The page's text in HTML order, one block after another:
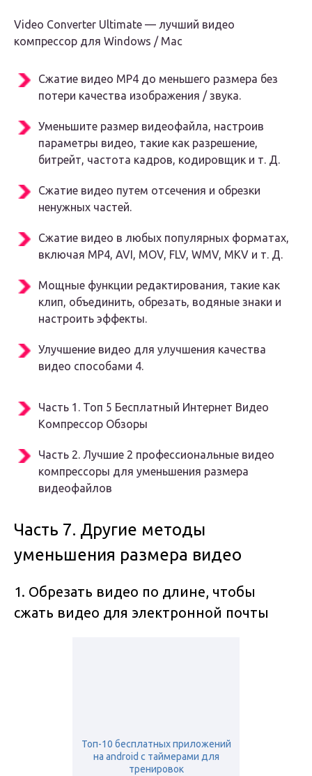
Video Converter Ultimate — лучший видео
компрессор для Windows / Mac
Сжатие видео MP4 до меньшего размера без
потери качества изображения / звука.
Уменьшите размер видеофайла, настроив
параметры видео, такие как разрешение,
битрейт, частота кадров, кодировщик и т. Д.
Сжатие видео путем отсечения и обрезки
ненужных частей.
Сжатие видео в любых популярных форматах,
включая MP4, AVI, MOV, FLV, WMV, MKV и т. Д.
Мощные функции редактирования, такие как
клип, объединить, обрезать, водяные знаки и
настроить эффекты.
Улучшение видео для улучшения качества
видео способами 4.
Часть 1. Топ 5 Бесплатный Интернет Видео
Компрессор Обзоры
Часть 2. Лучшие 2 профессиональные видео
компрессоры для уменьшения размера
видеофайлов
Часть 7. Другие методы
уменьшения размера видео
1. Обрезать видео по длине, чтобы
сжать видео для электронной почты
Топ-10 бесплатных приложений
на android с таймерами для
тренировок